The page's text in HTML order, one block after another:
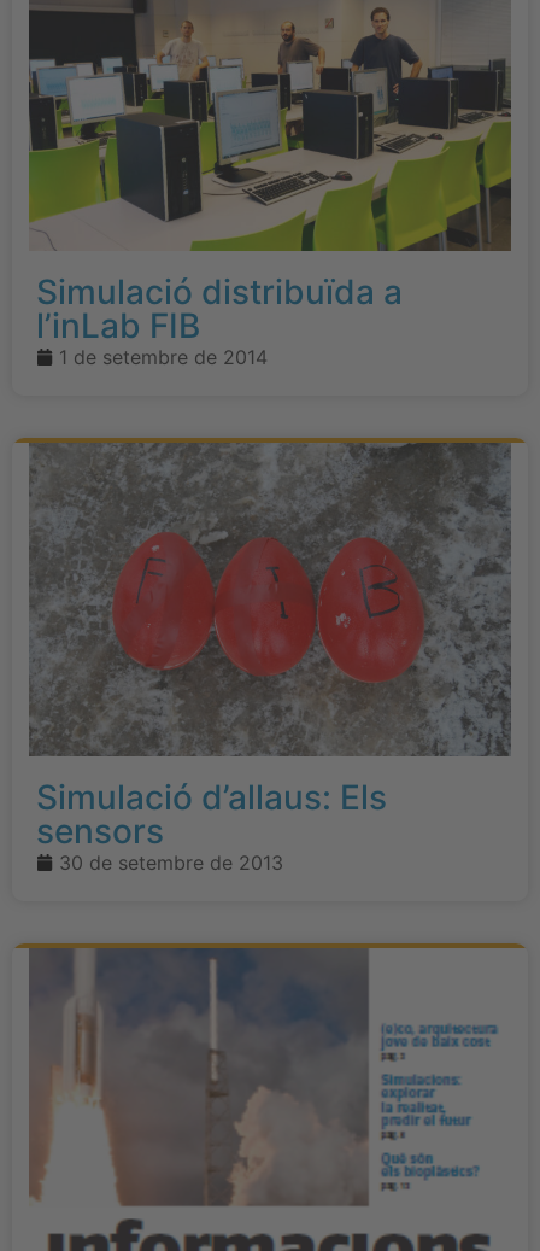
Simulació distribuïda a
l’inLab FIB
1 de setembre de 2014
Simulació d’allaus: Els
sensors
30 de setembre de 2013